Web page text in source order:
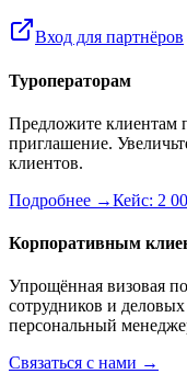
Вход для партнёров
Туроператорам
Предложите клиентам
приглашение.
клиентов.
Подробнее →Кейс: 2
Корпоративным
Упрощённая визовая
сотрудников и
персональный
Связаться с нами →